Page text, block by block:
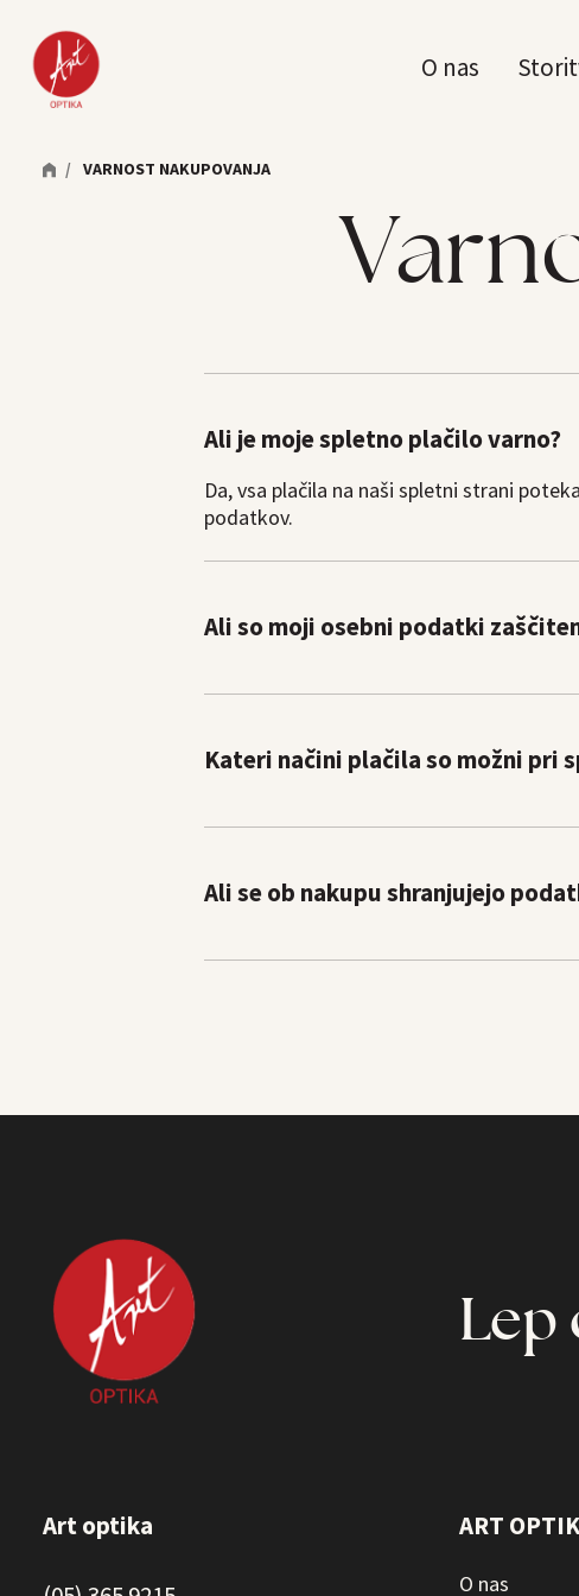
O nas
/ VARNOST NAKUPOVANJA
Ali je moje spletno plačilo varno?
Da, vsa plačila na naši spletni strani
podatkov.
Ali so moji osebni podatki
Kateri načini plačila so možni pri
Ali se ob nakupu shranjujejo
Lep
Art optika ART
O nas